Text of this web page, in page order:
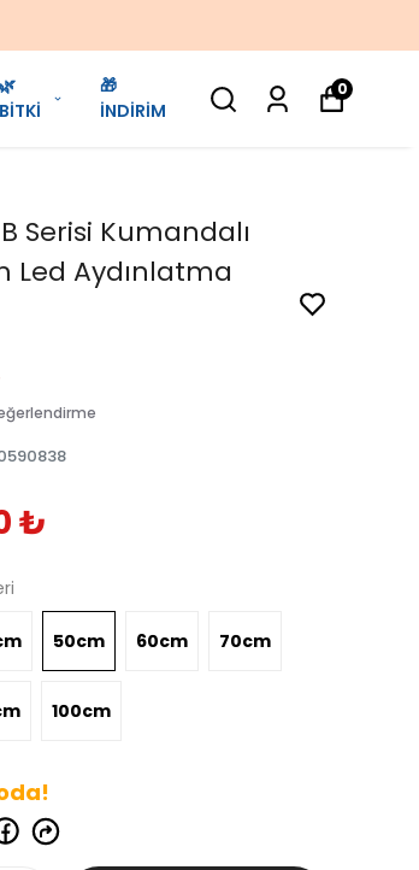
🌿
BİTKİ
🎁
İNDİRİM
0
Serisi Kumandalı
Led Aydınlatma
₺
50cm 60cm 70cm
100cm